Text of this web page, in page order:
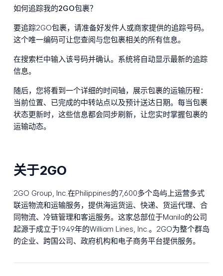
如何追踪我的2GO包裹？
要追踪2GO包裹，请准备好发件人或商家提供的追踪号码。
这个唯一编码可让您查阅与您包裹相关的所有信息。
在搜索栏中输入该号码并确认。系统将自动显示最新的追踪
信息。
随后，您将看到一个详细的时间轴，展示包裹的运输历程：
当前位置、已完成的中转站点以及预计送达日期。每当包裹
状态更新时，这些信息都会同步刷新，让您实时掌握包裹的
运输动态。
关于2GO
2GO Group, Inc.在Philippines的7,600多个岛屿上运营多式
联运物流和运输服务，提供海运货运、快递、货运代理、合
同物流、冷链管理和客运服务。这家总部位于Manila的公司
起源于成立于1949年的William Lines, Inc.。2GO为整个群岛
的企业、跨国公司、政府机构和电子商务平台提供服务。